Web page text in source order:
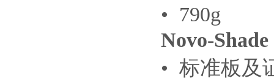
• 790g
Novo-
• 标准板及